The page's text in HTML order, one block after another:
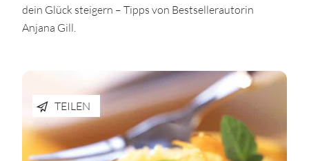
dein Glück steigern – Tipps von Bestsellerautorin
Anjana Gill.
TEILEN